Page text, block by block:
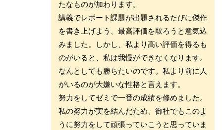
たなものが加わります。
講義でレポート課題が出題されるたびに傑作
を書き上げよう、最高評価を取ろうと意気込
みました。しかし、私より高い評価を得るも
のがいると、私は我慢ができなくなります。
なんとしても勝ちたいのです。私より前に人
がいるのが大嫌いな性格と言えます。
努力をしてゼミで一番の成績を修めました。
私の努力が実を結んだため、御社でもこのよ
うに努力をして頑張っていこうと思っていま